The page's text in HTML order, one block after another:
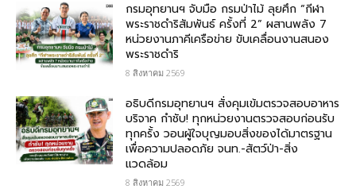
กรมอุทยานฯ จับมือ กรมป่าไม้ ลุยศึก “กีฬา
พระราชดำริสัมพันธ์ ครั้งที่ 2” ผสานพลัง 7
หน่วยงานภาคีเครือข่าย ขับเคลื่อนงานสนอง
พระราชดำริ
8 สิงหาคม 2569
อธิบดีกรมอุทยานฯ สั่งคุมเข้มตรวจสอบอาหาร
บริจาค​ กำชับ! ทุกหน่วยงานตรวจสอบก่อนรับ
ทุกครั้ง วอนผู้ใจบุญมอบสิ่งของได้มาตรฐาน
เพื่อความปลอดภัย​ จนท.-สัตว์ป่า-สิ่ง
แวดล้อม
8 สิงหาคม 2569